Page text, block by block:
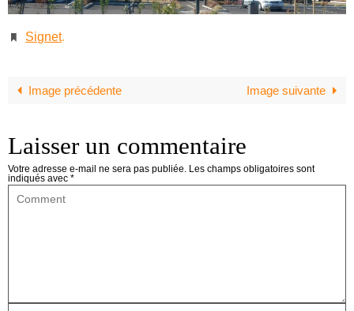
Signet.
Image précédente Image suivante
Laisser un commentaire
Votre adresse e-mail ne sera pas publiée. Les champs obligatoires sont
indiqués avec *